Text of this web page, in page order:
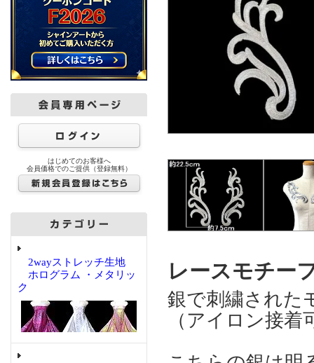
はじめてのお客様へ
会員価格でのご提供（登録無料）
2wayストレッチ生地
ホログラム ・メタリッ
ク
レースモチ
銀で刺繍された
（アイロン接着